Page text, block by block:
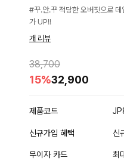
#꾸.안.꾸 적당한 오버핏으로
가 UP!!
개 리뷰
38,700
15%32,900
제품코드
신규가입 혜택 신
무이자 카드 최